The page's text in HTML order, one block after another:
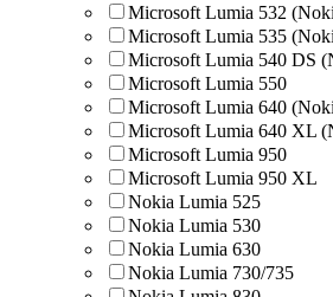
Microsoft Lumia 532
Microsoft Lumia 535
Microsoft Lumia 540 DS
Microsoft Lumia 550
Microsoft Lumia 640
Microsoft Lumia 640 XL
Microsoft Lumia 950
Microsoft Lumia 950 XL
Nokia Lumia 525
Nokia Lumia 530
Nokia Lumia 630
Nokia Lumia 730/735